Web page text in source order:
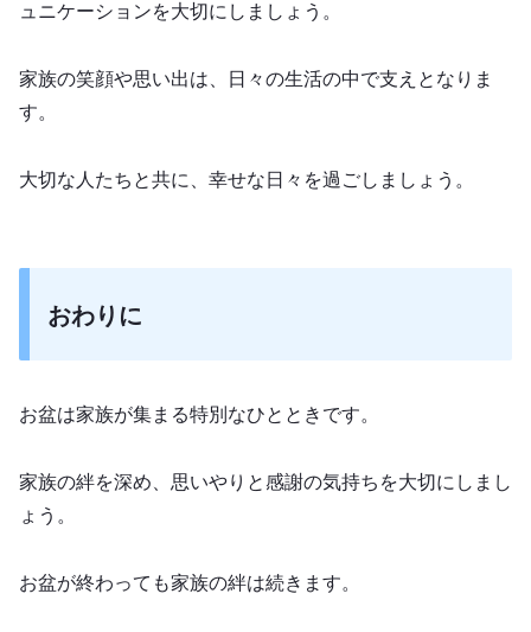
ュニケーションを大切にしましょう。
家族の笑顔や思い出は、日々の生活の中で支えとなりま
す。
大切な人たちと共に、幸せな日々を過ごしましょう。
おわりに
お盆は家族が集まる特別なひとときです。
家族の絆を深め、思いやりと感謝の気持ちを大切にしまし
ょう。
お盆が終わっても家族の絆は続きます。